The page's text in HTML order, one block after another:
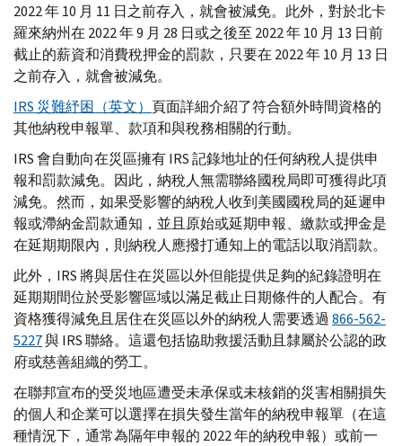
2022 年 10 月 11 日之前存入，就會被減免。此外，對於北卡
羅來納州在 2022 年 9 月 28 日或之後至 2022 年 10 月 13 日前
截止的薪資和消費稅押金的罰款，只要在 2022 年 10 月 13 日
之前存入，就會被減免。
IRS 災難紓困（英文） 頁面詳細介紹了符合額外時間資格的
其他納稅申報單、款項和與稅務相關的行動。
IRS會自動向在災區擁有 IRS 記錄地址的任何納稅人提供申
報和罰款減免。因此，納稅人無需聯絡國稅局即可獲得此項
減免。然而，如果受影響的納稅人收到美國國稅局的延遲申
報或滯納金罰款通知，並且原始或延期申報、繳款或押金是
在延期期限內，則納稅人應撥打通知上的電話以取消罰款。
此外， IRS 將與居住在災區以外但能提供足夠的紀錄證明在
延期期間位於受影響區域以滿足截止日期條件的人配合。有
資格獲得減免且居住在災區以外的納稅人需要透過 866-562-
5227與IRS聯絡。這還包括協助救援活動且隸屬於公認的政
府或慈善組織的勞工。
在聯邦宣布的受災地區遭受未承保或未核銷的災害相關損失
的個人和企業可以選擇在損失發生當年的納稅申報單（在這
種情況下，通常為隔年申報的 2022 年的納稅申報）或前一